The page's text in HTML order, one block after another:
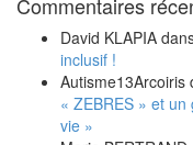
David KLAPIA
inclusif !
Autisme13Arcoiris
« ZEBRES » et un
vie »